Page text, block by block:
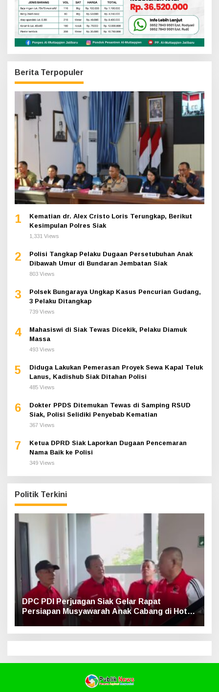
Berita Terpopuler
1
Kematian dr. Alex Cristo Loris Terungkap, Berikut
Kesimpulan Polres Siak
1,331 Views
2
Polisi Tangkap Pelaku Dugaan Persetubuhan Anak
Dibawah Umur di Bundaran Jembatan Siak
803 Views
3
Polsek Bungaraya Ungkap Kasus Pencurian Gudang,
3 Pelaku Ditangkap
739 Views
4
Mahasiswi di Siak Tewas Dicekik, Pelaku Diamuk
Massa
493 Views
5
Diduga Lakukan Pemerasan Proyek Sewa Kapal Teluk
Lanus, Kadishub Siak Ditahan Polisi
485 Views
6
Dokter PPDS Ditemukan Tewas di Samping RSUD
Siak, Polisi Selidiki Penyebab Kematian
367 Views
7
Ketua DPRD Siak Laporkan Dugaan Pencemaran
Nama Baik ke Polisi
349 Views
Politik Terkini
DPC PDI Perjuagan Siak Gelar Rapat
Persiapan Musyawarah Anak Cabang di Hotel